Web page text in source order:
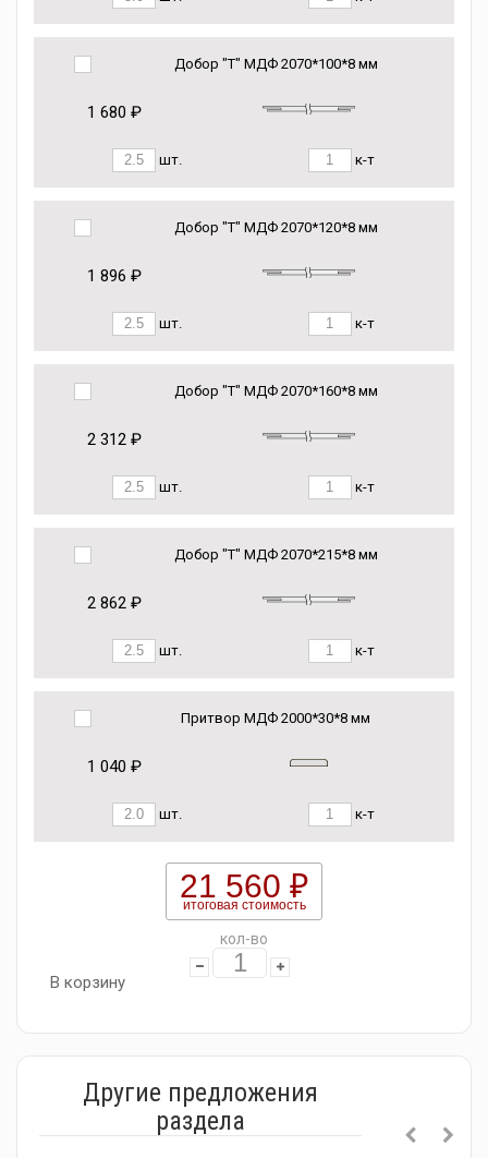
Добор "Т" МДФ 2070*100*8 мм
1 680 ₽
шт. к-т
Добор "Т" МДФ 2070*120*8 мм
1 896 ₽
шт. к-т
Добор "Т" МДФ 2070*160*8 мм
2 312 ₽
шт. к-т
Добор "Т" МДФ 2070*215*8 мм
2 862 ₽
шт. к-т
Притвор МДФ 2000*30*8 мм
1 040 ₽
шт. к-т
21 560 ₽
итоговая стоимость
кол-во
В корзину
Другие предложения
раздела